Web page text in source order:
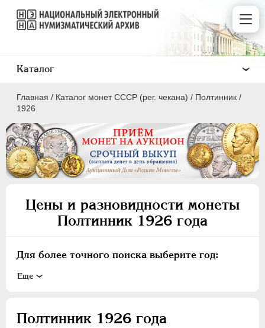
Главная / Каталог монет СССР (рег. чекана) / Полтинник /
1926
Цены и разновидности монеты
Полтинник 1926 года
Для более точного поиска выберите год:
Eще
1924
Полтинник 1926 года
Каталог
ПОЛКОПЕЙКИ
2 КОПЕЙКИ
3 КОПЕЙКИ
10 КОПЕЕК
15 КОПЕЕК
ПОЛТИННИК